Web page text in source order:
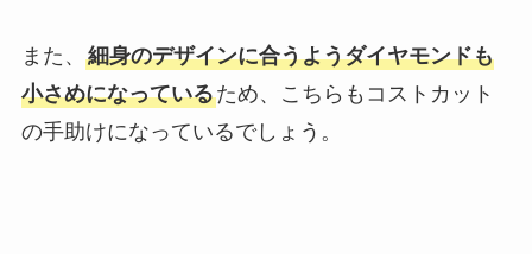
また、 細身のデザインに合うようダイヤモンドも
小さめになっているため、こちらもコストカット
の手助けになっているでしょう。